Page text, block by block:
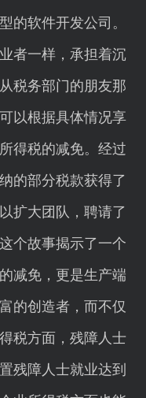
的软件开发公司。
者一样，承担着沉
税务部门的朋友那
以根据具体情况享
得税的减免。经过
的部分税款获得了
扩大团队，聘请了
个故事揭示了一个
减免，更是生产端
的创造者，而不仅
税方面，残障人士
残障人士就业达到